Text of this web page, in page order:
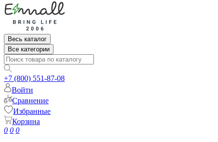
Весь каталог
Все категории
+7 (800) 551-87-08
Войти
Сравнение
Избранные
Корзина
0 0 0